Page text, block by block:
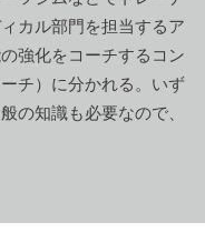
カル部門を担当するア
強化をコーチするコン
チ）に分かれる。いず
の知識も必要なので、